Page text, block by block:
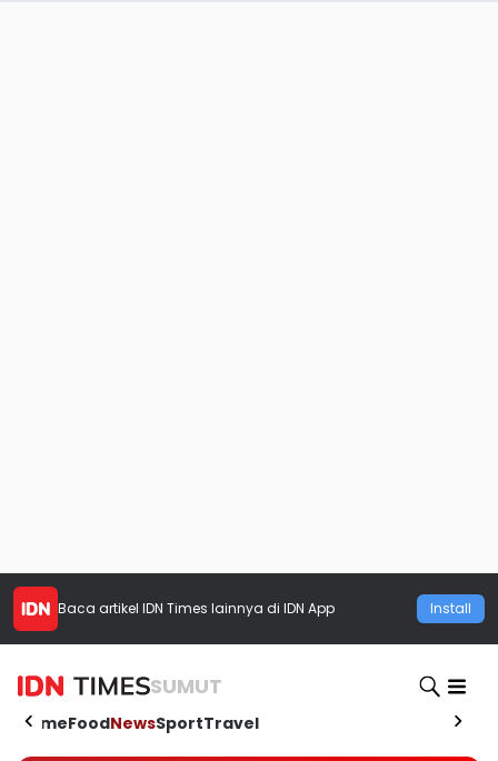
Baca artikel IDN Times lainnya di IDN App Install
SUMUT
HomeFoodNewsSportTravel